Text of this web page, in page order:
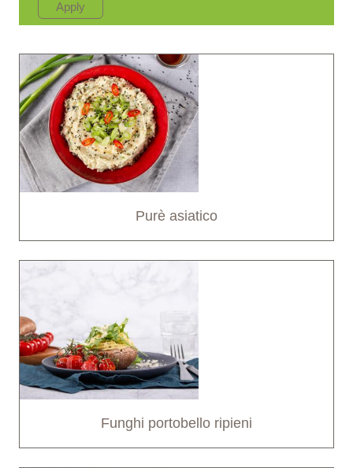
Purè asiatico
Funghi portobello ripieni